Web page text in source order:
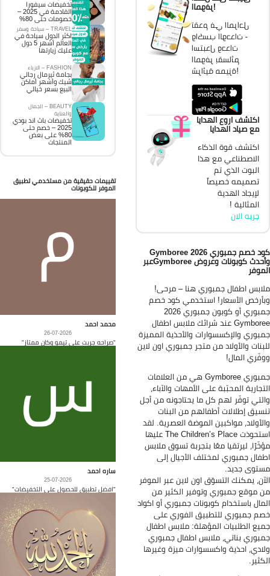
الموفر!
تقدم في المراحل
واكسب الوحدات -
استبدل وحدات
الموفر بقسائم
شرائية مميزة!
اكتشف اروع الهدايا
مع صياد الهدايا
اكتشف قوة الذكاء
الاصطناعي مع هذا
البوت الذي تم
تصميمه خصيصاً
لإيجاد الهدية
المثالية !
جربه الان
خصم جمبوري Gymboree2026
كوبونات وعروضGymboreeعبر
اطفال جمبوري هنا – مرحى!
الأسعار! استخدمي كود خصم
جمبوري أو كوبون جمبوري 2026
Gymboree عند شرائك ملابس اطفال
والإكسسوارات والأحذية المميزة
والأولاد من متجر جمبوري اون لاين
المال!
جمبوري Gymboree هي من العلامات
المحبّبة على الأمهات والآباء،
توفّر لهم كل ما يحتاجونه من أجل
إطلالات أطفالهم من البنات
مواكبين الموضة العصرية. لقد
استحوذت The Children’s Place عليها
ليرتقيا معًا بتجربة تسوق ملابس
جمبوري لمختلف الأجيال إلى
جديد.
يمكنك التسوّق اون لاين عبر الموفر
موقع جمبوري وتوفير الكثير من
باستخدام كوبونات جمبوري أو اكواد
جمبوري للتطبيق الفوري على
الطلبيات المؤهلة: ملابس اطفال
بناتي، ملابس اطفال جمبوري
احذية واكسسوارات ميزة وغيرها
تخفيضات سيفورا
القادمة في 2025 –
خصومات حتى 80%
TRAVEL – سياحة وسفر
اكثر الدول سياحة في
العالم أشهر 5 دول
عليك زيارتها
FASHION – الازياء
بجامة ثيرمال رجالي
شيك وأشهر أماكن
البيع بسعر خيالي
BEAUTY – الجمال
والعناية
تخفيضات باث اند بودي
2025 – خصم حتى
80% على بعض
المنتجات
تقييمات حقيقية من مستخدمي تطبيق
الموفر للكوبونات
محمد احمد
26-07-2026
"صراحه جربت على تيمو وكان ممتاز"
ساره احمد
25-07-2026
"افضل تطبيق للحصول على التخفيضات"